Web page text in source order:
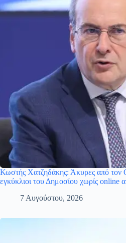
Κωστής Χατζηδάκης: Άκυρες από τον
εγκύκλιοι του Δημοσίου χωρίς online
7 Αυγούστου, 2026